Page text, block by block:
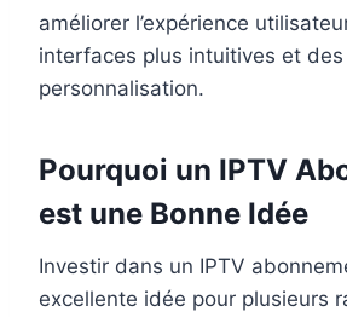
améliorer l’expérience
interfaces plus intuitives et
personnalisation.
Pourquoi un IPTV
est une Bonne Idée
Investir dans un IPTV
excellente idée pour plusieurs